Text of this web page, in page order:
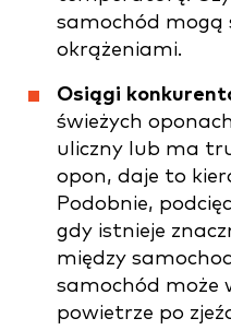
samochód mogą
okrążeniami.
Osiągi
świeżych
uliczny lub ma
opon, daje to
Podobnie,
gdy istnieje
między
samochód może
powietrze po